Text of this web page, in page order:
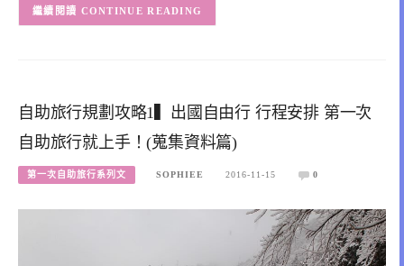
CONTINUE READING
自助旅行規劃攻略1▍出國自由行 行程安排 第一次
自助旅行就上手！(蒐集資料篇)
第一次自助旅行系列文 SOPHIEE 2016-11-15 0